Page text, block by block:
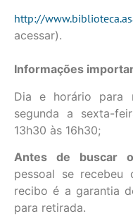
http://
acessar).
Informações
Dia e horário para
segunda a sexta-
13h30 às 16h30;
Antes de buscar
pessoal se recebeu
recibo é a garantia
para retirada.